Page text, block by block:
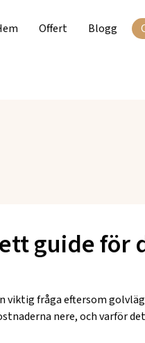
Offert Blogg
guide för
viktig fråga eftersom
nere, och varför